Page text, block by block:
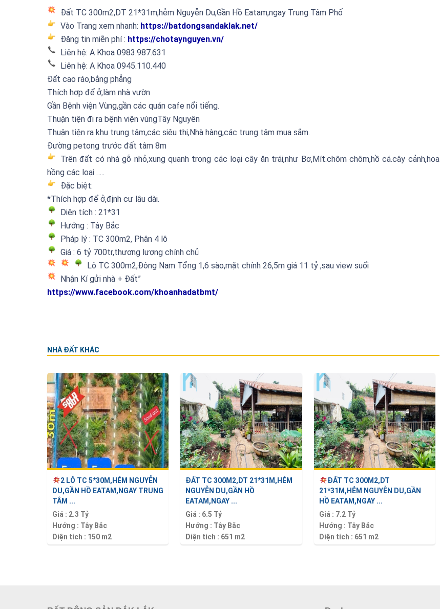
Đất TC 300m2,DT 21*31m,hẻm Nguyễn Du,Gần Hồ Eatam,ngay Trung Tâm Phố
Vào Trang xem nhanh: https://batdongsandaklak.net/
Đăng tin miễn phí : https://chotaynguyen.vn/
Liên hệ: A Khoa 0983.987.631
Liên hệ: A Khoa 0945.110.440
Đất cao ráo,bằng phẳng
Thích hợp để ở,làm nhà vườn
Gần Bệnh viện Vùng,gần các quán cafe nổi tiếng.
Thuận tiện đi ra bệnh viện vùngTây Nguyên
Thuận tiện ra khu trung tâm,các siêu thị,Nhà hàng,các trung tâm mua sắm.
Đường petong trước đất tâm 8m
Trên đất có nhà gỗ nhỏ,xung quanh trong các loại cây ăn trái,như Bơ,Mít.chôm chôm,hồ cá.cây cảnh,hoa
hồng các loại …..
Đặc biệt:
*Thích hợp để ở,định cư lâu dài.
Diện tích : 21*31
Hướng : Tây Bắc
Pháp lý : TC 300m2, Phân 4 lô
Giá : 6 tỷ 700tr,thương lượng chính chủ
Lô TC 300m2,Đông Nam Tổng 1,6 sào,mặt chính 26,5m giá 11 tỷ ,sau view suối
Nhận Kí gửi nhà + Đất”
https://www.facebook.com/khoanhadatbmt/
NHÀ ĐẤT KHÁC
2 LÔ TC 5*30M,HẺM NGUYỄN
DU,GẦN HỒ EATAM,NGAY TRUNG
TÂM ...
Giá : 2.3 Tỷ
Hướng : Tây Bắc
Diện tích : 150 m2
ĐẤT TC 300M2,DT 21*31M,HẺM
NGUYỄN DU,GẦN HỒ
EATAM,NGAY ...
Giá : 6.5 Tỷ
Hướng : Tây Bắc
Diện tích : 651 m2
ĐẤT TC 300M2,DT
21*31M,HẺM NGUYỄN DU,GẦN
HỒ EATAM,NGAY ...
Giá : 7.2 Tỷ
Hướng : Tây Bắc
Diện tích : 651 m2